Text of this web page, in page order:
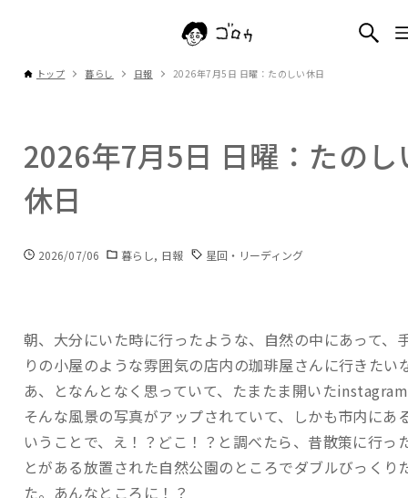
トップ 暮らし 日報 2026年7月5日 日曜：たのしい休日
2026年7月5日 日曜：たのし
休日
2026/07/06 暮らし 日報 星回・リーディング
朝、大分にいた時に行ったような、自然の中にあって、
りの小屋のような雰囲気の店内の珈琲屋さんに行きたい
あ、となんとなく思っていて、たまたま開いた
そんな風景の写真がアップされていて、しかも市内にあ
いうことで、え！？どこ！？と調べたら、昔散策に行っ
とがある放置された自然公園のところでダブルびっくり
た。あんなところに！？